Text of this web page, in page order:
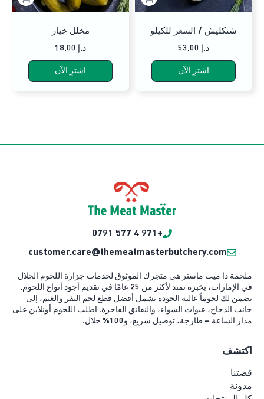
شنكليش / السعر للكيلو
53.00 د.إ
اشترِ الآن
مخلل خيار
18.00 د.إ
اشترِ الآن
+971 4 577 0791
customer.care@themeatmasterbutchery.com
ملحمة ذا ميت ماستر هي متجرك الموثوق لخدمات جزارة اللحوم الحلال
في الإمارات، بخبرة تمتد لأكثر من 25 عامًا في تقديم أجود أنواع اللحوم.
نضمن لك لحوماً عالية الجودة تشمل أفضل قطع لحم البقر والغنم، إلى
جانب الدجاج، عبوات الشواء، والنقانق الفاخرة. اطلب اللحوم أونلاين على
مدار الساعة – طازجة، توصيل سريع، و100% حلال.
اكتشف
قصتنا
مدونة